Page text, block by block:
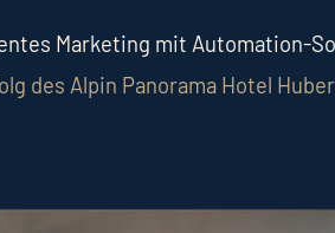
Marketing mit Automation-
des Alpin Panorama Hotel